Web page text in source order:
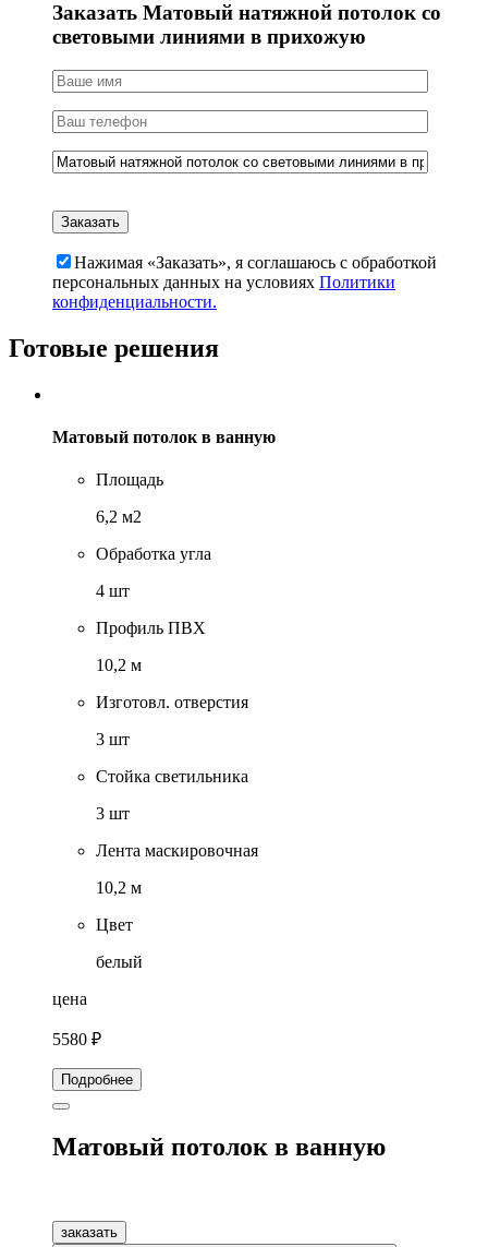
Заказать Матовый натяжной потолок со
световыми линиями в прихожую
Нажимая «Заказать», я соглашаюсь c обработкой
персональных данных на условиях Политики
конфиденциальности.
Готовые решения
Матовый потолок в ванную
Площадь
6,2 м2
Обработка угла
4 шт
Профиль ПВХ
10,2 м
Изготовл. отверстия
3 шт
Стойка светильника
3 шт
Лента маскировочная
10,2 м
Цвет
белый
цена
5580 ₽
Подробнее
Матовый потолок в ванную
заказать